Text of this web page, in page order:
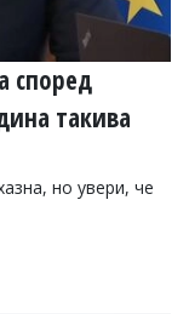
според
такива
но увери, че